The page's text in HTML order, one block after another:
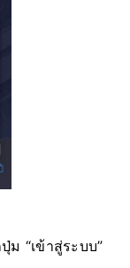
“เข้าสู่ระบบ”